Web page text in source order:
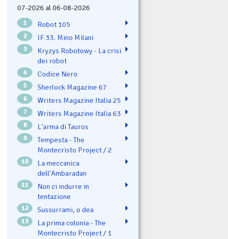
07-2026 al 06-08-2026
1 Robot 105
2 IF 33. Mino Milani
3
Kryzys Robotowy - La crisi
dei robot
4 Codice Nero
5 Sherlock Magazine 67
6 Writers Magazine Italia 25
7 Writers Magazine Italia 63
8 L'arma di Tauros
9
Tempesta - The
Montecristo Project / 2
10
La meccanica
dell'Ambaradan
11
Non ci indurre in
tentazione
12 Sussurrami, o dea
13
La prima colonia - The
Montecristo Project / 1